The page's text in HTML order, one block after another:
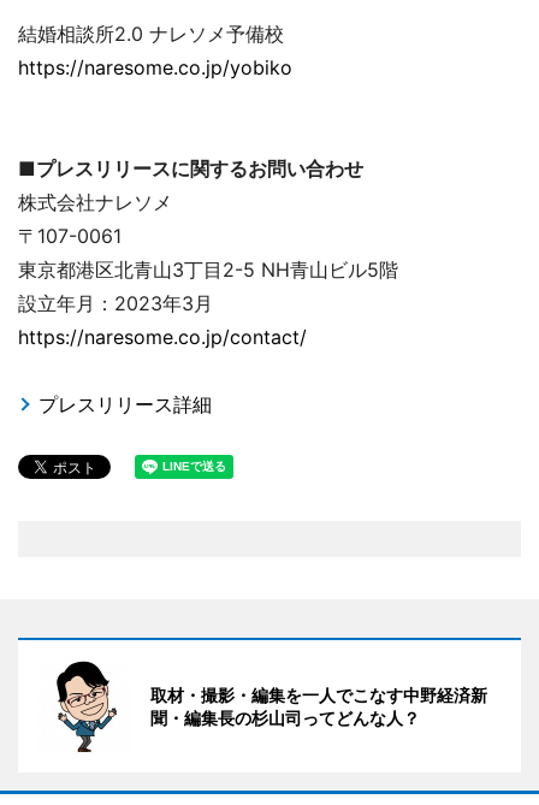
結婚相談所2.0 ナレソメ予備校
https://naresome.co.jp/yobiko
■プレスリリースに関するお問い合わせ
株式会社ナレソメ
〒107-0061
東京都港区北青山3丁目2-5 NH青山ビル5階
設立年月：2023年3月
https://naresome.co.jp/contact/
プレスリリース詳細
取材・撮影・編集を一人でこなす中野経済新
聞・編集長の杉山司ってどんな人？